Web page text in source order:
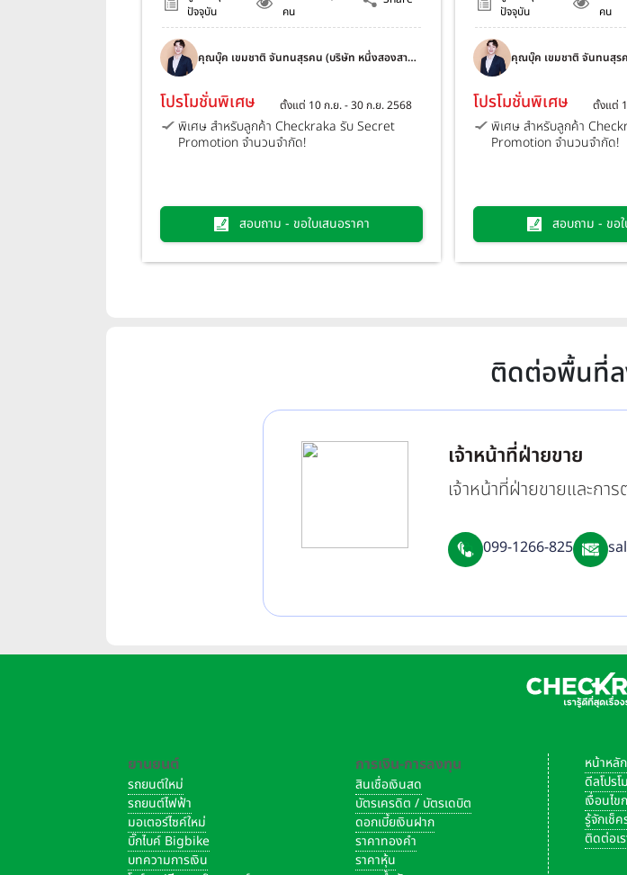
ปัจจุบัน
คน
คุณบุ๊ค เขมชาติ จันทนสุรคน (บริษัท หนึ่งสองสาม
โปรโมชั่นพิเศษ ตั้งแต่ 10 ก.ย. - 30 ก.ย. 2568
พิเศษ สำหรับลูกค้า Checkraka รับ Secret
Promotion จำนวนจำกัด!
สอบถาม - ขอใบเสนอราคา
ปัจจุบัน
คน
คุณบุ๊ค เขมชาติ จันทนสุร
โปรโมชั่นพิเศษ ตั้งแต่
พิเศษ สำหรับลูกค้า
Promotion จำนวนจำกัด!
สอบถาม - ขอใ
ติดต่อพื้นที่
เจ้าหน้าที่ฝ่ายขาย
เจ้าหน้าที่ฝ่ายขายและกา
099-1266-825
ยานยนต์
รถยนต์ใหม่
รถยนต์ไฟฟ้า
มอเตอร์ไซค์ใหม่
บิ๊กไบค์ Bigbike
บทความการเงิน
การเงิน-การลงทุน
สินเชื่อเงินสด
บัตรเครดิต / บัตรเดบิต
ดอกเบี้ยเงินฝาก
ราคาทองคำ
ราคาหุ้น
หน้าหลัก
ดีลโปร
เงื่อนไข
รู้จักเช็ค
ติดต่อเ